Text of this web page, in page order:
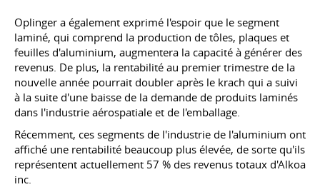
Oplinger a également exprimé l'espoir que le segment
laminé, qui comprend la production de tôles, plaques et
feuilles d'aluminium, augmentera la capacité à générer des
revenus. De plus, la rentabilité au premier trimestre de la
nouvelle année pourrait doubler après le krach qui a suivi
à la suite d'une baisse de la demande de produits laminés
dans l'industrie aérospatiale et de l'emballage.
Récemment, ces segments de l'industrie de l'aluminium ont
affiché une rentabilité beaucoup plus élevée, de sorte qu'ils
représentent actuellement 57 % des revenus totaux d'Alkoa
inc.